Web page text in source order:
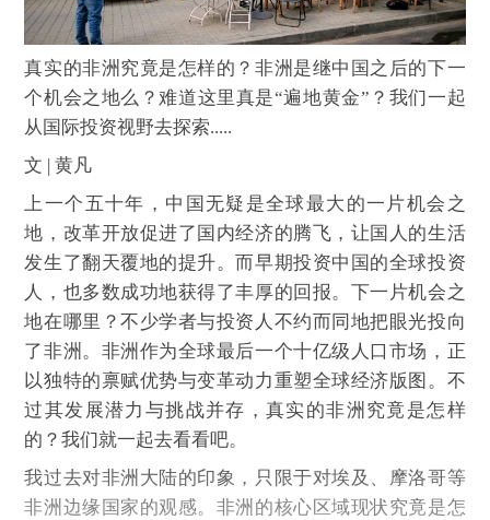
真实的非洲究竟是怎样的？非洲是继中国之后的下一
个机会之地么？难道这里真是“遍地黄金”？我们一起
从国际投资视野去探索.....
文 | 黄凡
上一个五十年，中国无疑是全球最大的一片机会之
地，改革开放促进了国内经济的腾飞，让国人的生活
发生了翻天覆地的提升。而早期投资中国的全球投资
人，也多数成功地获得了丰厚的回报。下一片机会之
地在哪里？不少学者与投资人不约而同地把眼光投向
了非洲。非洲作为全球最后一个十亿级人口市场，正
以独特的禀赋优势与变革动力重塑全球经济版图。不
过其发展潜力与挑战并存，真实的非洲究竟是怎样
的？我们就一起去看看吧。
我过去对非洲大陆的印象，只限于对埃及、摩洛哥等
非洲边缘国家的观感。非洲的核心区域现状究竟是怎